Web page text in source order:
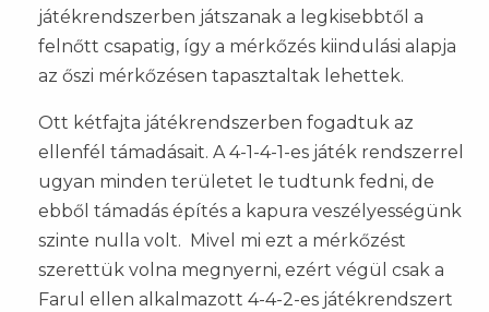
játékrendszerben játszanak a legkisebbtől a
felnőtt csapatig, így a mérkőzés kiindulási alapja
az őszi mérkőzésen tapasztaltak lehettek.
Ott kétfajta játékrendszerben fogadtuk az
ellenfél támadásait. A 4-1-4-1-es játék rendszerrel
ugyan minden területet le tudtunk fedni, de
ebből támadás építés a kapura veszélyességünk
szinte nulla volt. Mivel mi ezt a mérkőzést
szerettük volna megnyerni, ezért végül csak a
Farul ellen alkalmazott 4-4-2-es játékrendszert